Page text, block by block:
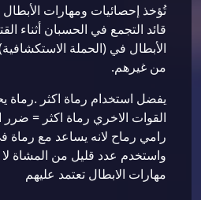
تُؤخذ إحصائيات ومهارات الأبطال
قائد التجمع في الحسبان أثناء
الأبطال في (الحملة
من غيرهم.
يفضل استخدام رماة اكثر
القوات الاخري رماة اكثر = ضرر
رامي رماح لانه يساعد مع رماة
واستخدم عدد قليل من المشاة
مهارات الابطال تعتمد عليهم